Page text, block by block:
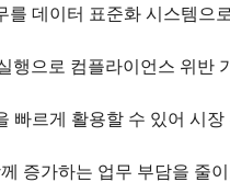
를 데이터 표준화 시스템
실행으로 컴플라이언스 위반
빠르게 활용할 수 있어 시
증가하는 업무 부담을 줄